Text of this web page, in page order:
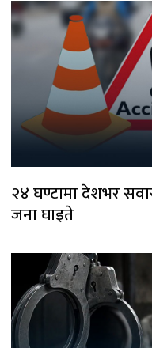
२४ घण्टामा देशभर
जना घाइते